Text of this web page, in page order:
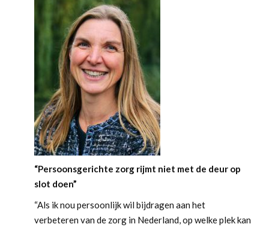
“Persoonsgerichte zorg rijmt niet met de deur op
slot doen”
“Als ik nou persoonlijk wil bijdragen aan het
verbeteren van de zorg in Nederland, op welke plek kan